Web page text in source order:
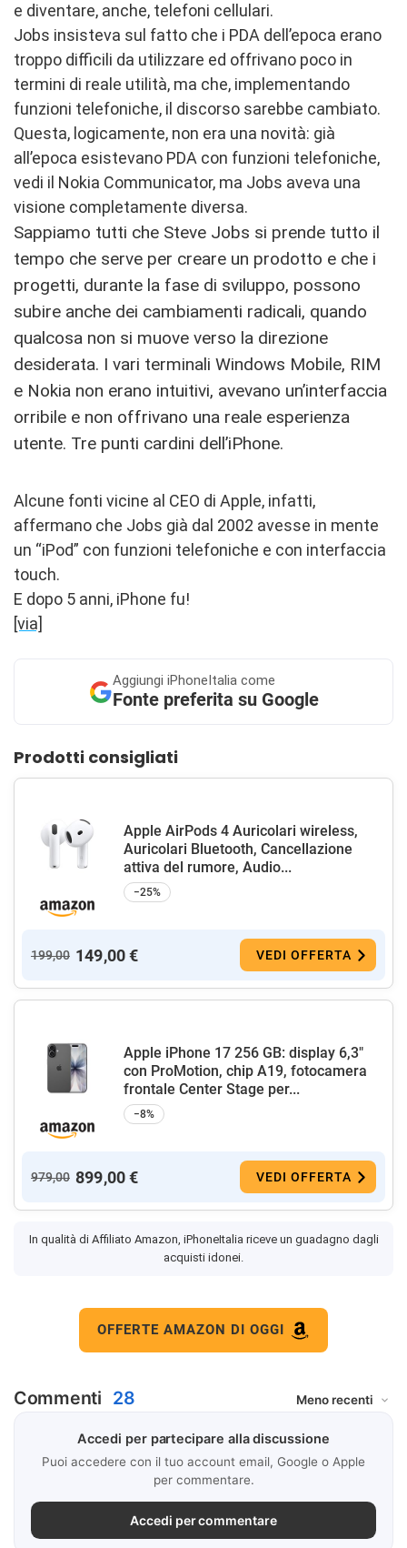
e diventare, anche, telefoni cellulari.
Jobs insisteva sul fatto che i PDA dell’epoca erano
troppo difficili da utilizzare ed offrivano poco in
termini di reale utilità, ma che, implementando
funzioni telefoniche, il discorso sarebbe cambiato.
Questa, logicamente, non era una novità: già
all’epoca esistevano PDA con funzioni telefoniche,
vedi il Nokia Communicator, ma Jobs aveva una
visione completamente diversa.
Sappiamo tutti che Steve Jobs si prende tutto il
tempo che serve per creare un prodotto e che i
progetti, durante la fase di sviluppo, possono
subire anche dei cambiamenti radicali, quando
qualcosa non si muove verso la direzione
desiderata. I vari terminali Windows Mobile, RIM
e Nokia non erano intuitivi, avevano un’interfaccia
orribile e non offrivano una reale esperienza
utente. Tre punti cardini dell’iPhone.
Alcune fonti vicine al CEO di Apple, infatti,
affermano che Jobs già dal 2002 avesse in mente
un “iPod” con funzioni telefoniche e con interfaccia
touch.
E dopo 5 anni, iPhone fu!
[via]
Aggiungi iPhoneItalia come
Fonte preferita su Google
Prodotti consigliati
Apple AirPods 4 Auricolari wireless,
Auricolari Bluetooth, Cancellazione
attiva del rumore, Audio...
−25%
199,00 149,00 € VEDI OFFERTA
Apple iPhone 17 256 GB: display 6,3"
con ProMotion, chip A19, fotocamera
frontale Center Stage per...
−8%
979,00 899,00 € VEDI OFFERTA
In qualità di Affiliato Amazon, iPhoneItalia riceve un guadagno dagli
acquisti idonei.
OFFERTE AMAZON DI OGGI
Commenti 28
Accedi per partecipare alla discussione
Puoi accedere con il tuo account email, Google o Apple
per commentare.
Accedi per commentare